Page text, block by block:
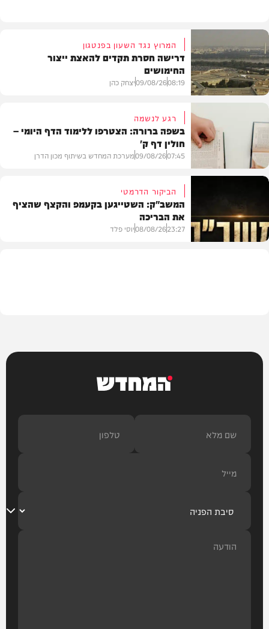
חדשות
המרוץ נגד השעון בפנטגון
דרישה חסרת תקדים להאצת ייצור
החימושים
08:19
09/08/26יצחק כהן
בית המדרש
רגע לנשמה
בשפה ברורה: הצטרפו ללימוד הדף היומי –
חולין דף ק'
07:45
09/08/26מערכת המחדש בשיתוף מכון הדרן
הביקור הדרמטי
המשב"ק: השטייגען בקעמפ והקצף שהציף
את הבריכה
23:27
08/08/26יוסי פלד
המחדש